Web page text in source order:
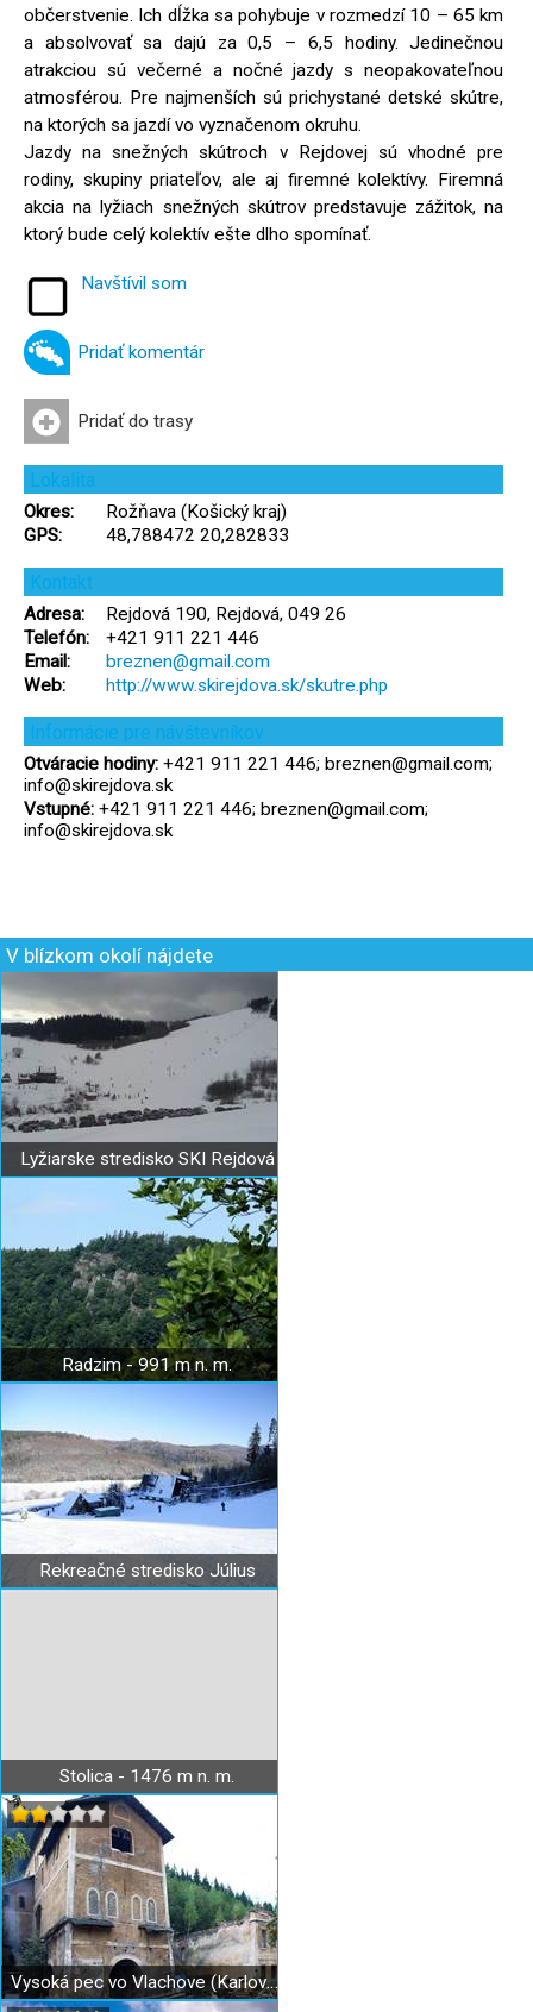
občerstvenie. Ich dĺžka sa pohybuje v rozmedzí 10 – 65 km
a absolvovať sa dajú za 0,5 – 6,5 hodiny. Jedinečnou
atrakciou sú večerné a nočné jazdy s neopakovateľnou
atmosférou. Pre najmenších sú prichystané detské skútre,
na ktorých sa jazdí vo vyznačenom okruhu.
Jazdy na snežných skútroch v Rejdovej sú vhodné pre
rodiny, skupiny priateľov, ale aj firemné kolektívy. Firemná
akcia na lyžiach snežných skútrov predstavuje zážitok, na
ktorý bude celý kolektív ešte dlho spomínať.
Navštívil som
Pridať komentár
Pridať do trasy
Lokalita
Okres:
Rožňava (Košický kraj)
GPS:
48,788472 20,282833
Kontakt
Adresa:
Rejdová 190, Rejdová, 049 26
Telefón:
+421 911 221 446
Email:
breznen@gmail.com
Web:
http://www.skirejdova.sk/skutre.php
Informácie pre návštevníkov
Otváracie hodiny: +421 911 221 446; breznen@gmail.com;
info@skirejdova.sk
Vstupné: +421 911 221 446; breznen@gmail.com;
info@skirejdova.sk
V blízkom okolí nájdete
Lyžiarske stredisko SKI Rejdová
Radzim - 991 m n. m.
Rekreačné stredisko Július
Stolica - 1476 m n. m.
Vysoká pec vo Vlachove (Karlova huta)